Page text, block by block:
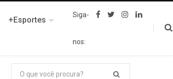
+Esportes
Siga-
nos:
F
I
L
Pesquisar